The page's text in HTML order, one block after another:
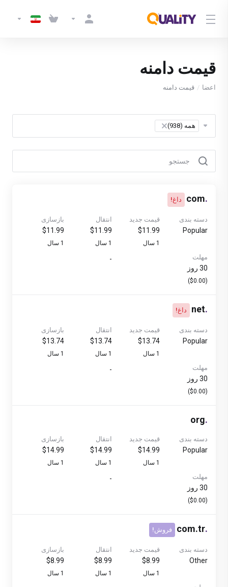
قیمت دامنه
اعضا قیمت دامنه
Table Filter
همه (938) ×
.
com داغ!
دسته بندی
Popular
قیمت جدید
$11.99
1 سال
انتقال
$11.99
1 سال
بازسازی
$11.99
1 سال
مهلت
30 روز
($0.00)
-
.
net داغ!
دسته بندی
Popular
قیمت جدید
$13.74
1 سال
انتقال
$13.74
1 سال
بازسازی
$13.74
1 سال
مهلت
30 روز
($0.00)
-
.
org
دسته بندی
Popular
قیمت جدید
$14.99
1 سال
انتقال
$14.99
1 سال
بازسازی
$14.99
1 سال
مهلت
30 روز
($0.00)
-
.
com.tr فروش!
دسته بندی
Other
قیمت جدید
$8.99
1 سال
انتقال
$8.99
1 سال
بازسازی
$8.99
1 سال